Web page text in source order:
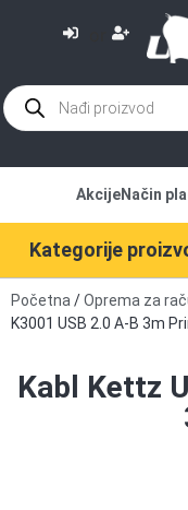
Kategorije
AkcijeNačin
Početna /Oprema za
K3001 USB 2.0 A-B 3m
Kabl Kettz